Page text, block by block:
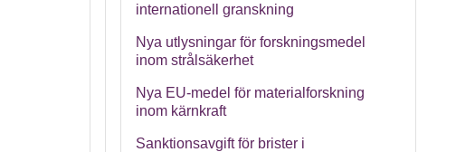
internationell granskning
Nya utlysningar för forskningsmedel
inom strålsäkerhet
Nya EU-medel för materialforskning
inom kärnkraft
Sanktionsavgift för brister i